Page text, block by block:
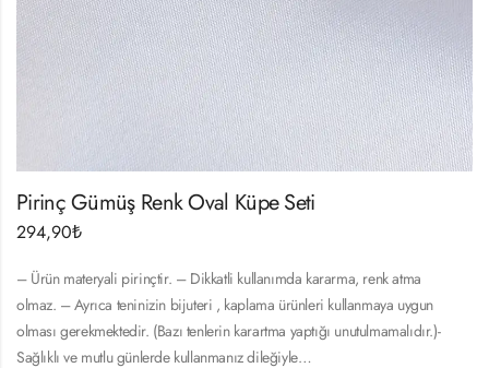
Pirinç Gümüş Renk Oval Küpe Seti
294,90₺
– Ürün materyali pirinçtir. – Dikkatli kullanımda kararma, renk atma
olmaz. – Ayrıca teninizin bijuteri , kaplama ürünleri kullanmaya uygun
olması gerekmektedir. (Bazı tenlerin karartma yaptığı unutulmamalıdır.)-
Sağlıklı ve mutlu günlerde kullanmanız dileğiyle…